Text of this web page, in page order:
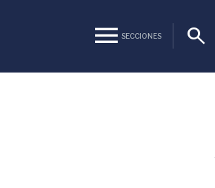
menu SECCIONES search